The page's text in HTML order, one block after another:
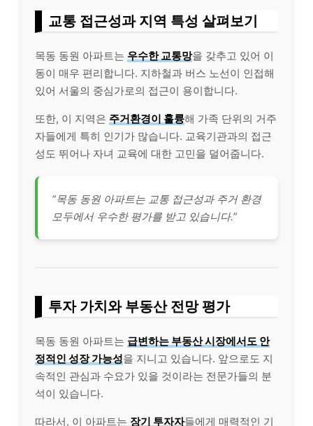
교통 접근성과 지역 특성 살펴보기
목동 동원 아파트는 우수한 교통망을 갖추고 있어 이
동이 매우 편리합니다. 지하철과 버스 노선이 인접해
있어 서울의 중심가로의 접근이 용이합니다.
또한, 이 지역은 주거환경이 훌륭해 가족 단위의 거주
자들에게 특히 인기가 많습니다. 교육기관과의 접근
성도 뛰어나 자녀 교육에 대한 고민을 덜어줍니다.
“목동 동원 아파트는 교통 접근성과 주거 환경
모두에서 우수한 평가를 받고 있습니다.”
투자 가치와 부동산 전망 평가
목동 동원 아파트는 급변하는 부동산 시장에서도 안
정적인 성장 가능성을 지니고 있습니다. 앞으로도 지
속적인 관심과 수요가 있을 것이라는 전문가들의 분
석이 있습니다.
따라서, 이 아파트는 장기 투자자들에게 매력적인 기